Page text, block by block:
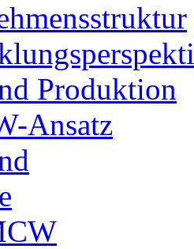
Produktion
Ansatz